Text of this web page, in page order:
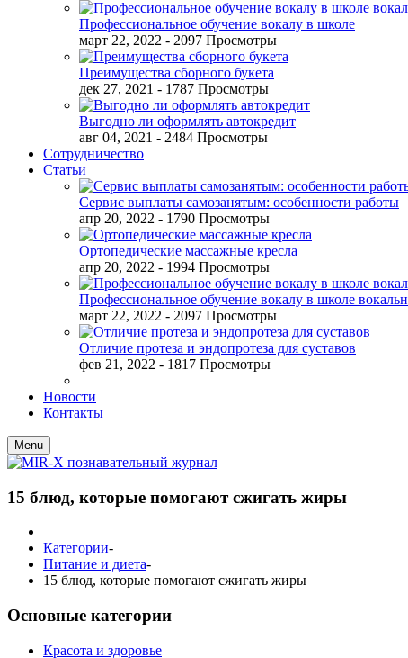
Профессиональное обучение вокалу в школе
март 22, 2022 - 2097 Просмотры
Преимущества сборного букета
дек 27, 2021 - 1787 Просмотры
Выгодно ли оформлять автокредит
авг 04, 2021 - 2484 Просмотры
Сотрудничество
Статьи
Сервис выплаты самозанятым: особенности работы
апр 20, 2022 - 1790 Просмотры
Ортопедические массажные кресла
апр 20, 2022 - 1994 Просмотры
Профессиональное обучение вокалу в школе
март 22, 2022 - 2097 Просмотры
Отличие протеза и эндопротеза для суставов
фев 21, 2022 - 1817 Просмотры
Новости
Контакты
Menu
15 блюд, которые помогают сжигать жиры
Категории-
Питание и диета-
15 блюд, которые помогают сжигать жиры
Основные категории
Красота и здоровье